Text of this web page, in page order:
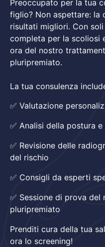
Preoccupato per la tua
figlio? Non aspettare: la
risultati migliori. Con
completa per la scoliosi
ora del nostro
pluripremiato.
La tua consulenza
✅ Valutazione
✅ Analisi della postura e
✅ Revisione delle
del rischio
✅ Consigli da esperti
✅ Sessione di prova
pluripremiato
Prenditi cura della tua
ora lo screening!